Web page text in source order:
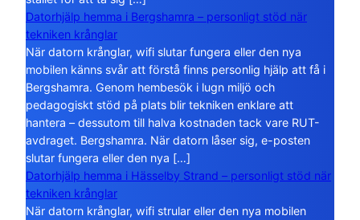
Datorhjälp hemma i Bergshamra – personligt stöd när
tekniken krånglar
När datorn krånglar, wifi slutar fungera eller den nya
mobilen känns svår att förstå finns personlig hjälp att få i
Bergshamra. Genom hembesök i lugn miljö och
pedagogiskt stöd på plats blir tekniken enklare att
hantera – dessutom till halva kostnaden tack vare RUT-
avdraget. Bergshamra. När datorn låser sig, e-posten
slutar fungera eller den nya […]
Datorhjälp hemma i Hässelby Strand – personligt stöd när
tekniken krånglar
När datorn krånglar, wifi strular eller den nya mobilen